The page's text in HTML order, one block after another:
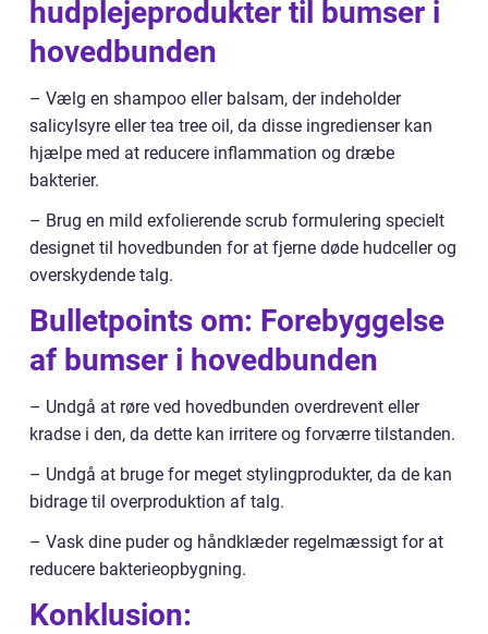
hudplejeprodukter til bumser i
hovedbunden
– Vælg en shampoo eller balsam, der indeholder
salicylsyre eller tea tree oil, da disse ingredienser kan
hjælpe med at reducere inflammation og dræbe
bakterier.
– Brug en mild exfolierende scrub formulering specielt
designet til hovedbunden for at fjerne døde hudceller og
overskydende talg.
Bulletpoints om: Forebyggelse
af bumser i hovedbunden
– Undgå at røre ved hovedbunden overdrevent eller
kradse i den, da dette kan irritere og forværre tilstanden.
– Undgå at bruge for meget stylingprodukter, da de kan
bidrage til overproduktion af talg.
– Vask dine puder og håndklæder regelmæssigt for at
reducere bakterieopbygning.
Konklusion: